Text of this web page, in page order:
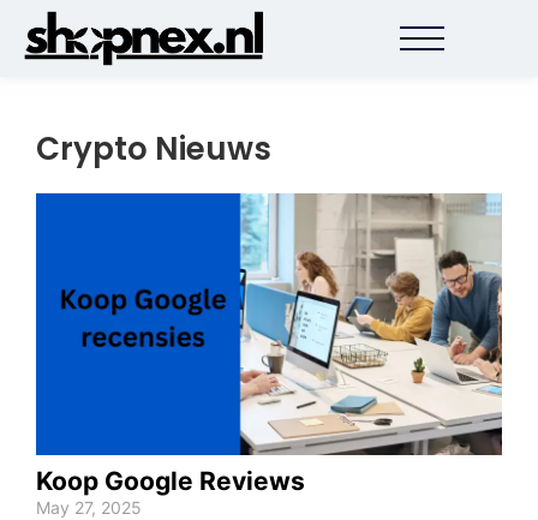
Crypto Nieuws
Koop Google Reviews
May 27, 2025